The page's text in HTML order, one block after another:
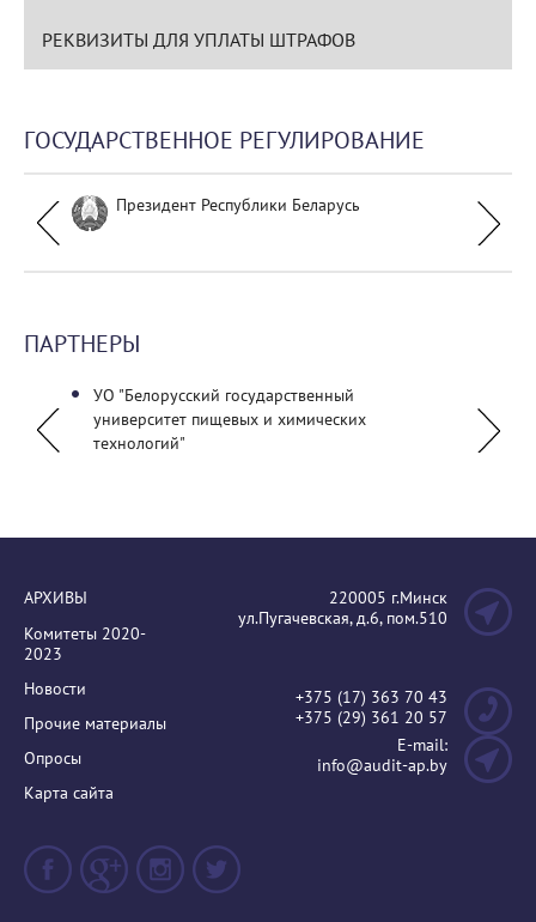
РЕКВИЗИТЫ ДЛЯ УПЛАТЫ ШТРАФОВ
ГОСУДАРСТВЕННОЕ РЕГУЛИРОВАНИЕ
Президент Республики Беларусь
ПАРТНЕРЫ
УО "Белорусский государственный
университет пищевых и химических
технологий"
АРХИВЫ
Комитеты 2020-
2023
Новости
Прочие материалы
Опросы
Карта сайта
220005 г.Минск
ул.Пугачевская, д.6, пом.510
+375 (17) 363 70 43
+375 (29) 361 20 57
E-mail:
info@audit-ap.by